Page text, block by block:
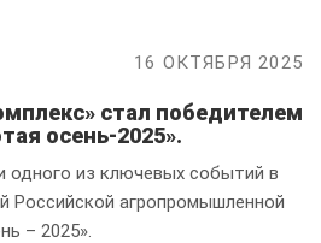
16 ОКТЯБРЯ 2025
стал победителем
осень-2025».
одного из ключевых событий в
Российской агропромышленной
– 2025».